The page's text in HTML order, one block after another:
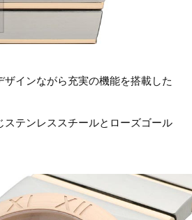
ザインながら充実の機能を搭載した
ステンレススチールとローズゴール